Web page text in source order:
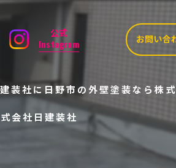
公式
Instagram
お問い合
装社に 日野市の外壁塗装なら株
会社日建装社